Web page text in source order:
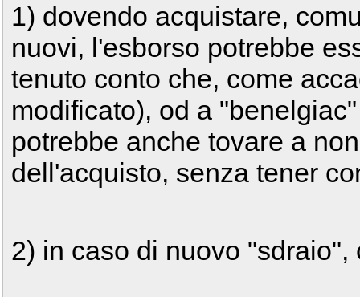
1) dovendo acquistare,
nuovi, l'esborso potrebbe
tenuto conto che, come
modificato), od a
potrebbe anche tovare a
dell'acquisto, senza tener
2) in caso di nuovo